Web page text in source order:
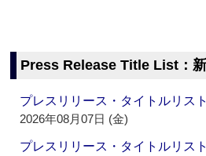
Press Release Title List：
プレスリリース・タイトルリ
2026年08月07日 (金)
プレスリリース・タイトルリ